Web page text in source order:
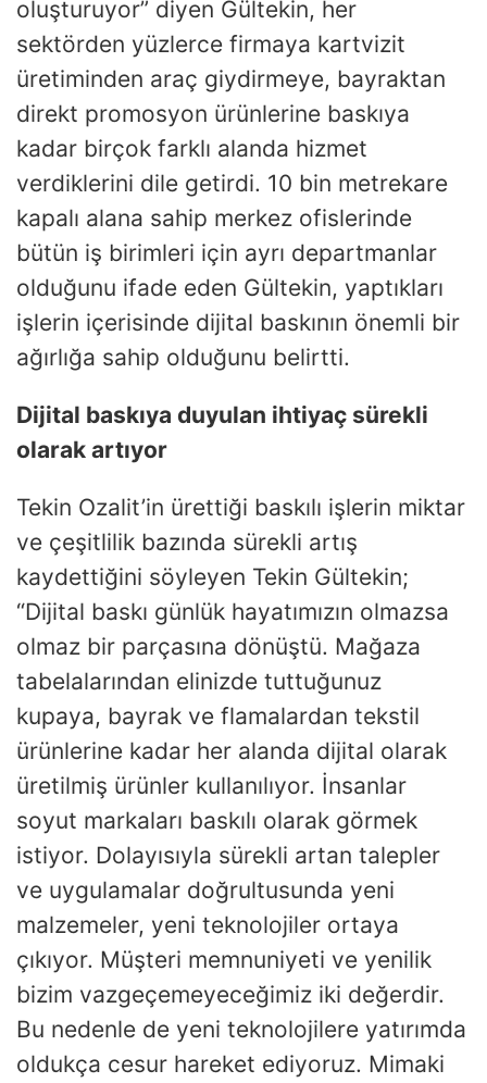
oluşturuyor” diyen Gültekin, her
sektörden yüzlerce firmaya kartvizit
üretiminden araç giydirmeye, bayraktan
direkt promosyon ürünlerine baskıya
kadar birçok farklı alanda hizmet
verdiklerini dile getirdi. 10 bin metrekare
kapalı alana sahip merkez ofislerinde
bütün iş birimleri için ayrı departmanlar
olduğunu ifade eden Gültekin, yaptıkları
işlerin içerisinde dijital baskının önemli bir
ağırlığa sahip olduğunu belirtti.
Dijital baskıya duyulan ihtiyaç sürekli
olarak artıyor
Tekin Ozalit’in ürettiği baskılı işlerin miktar
ve çeşitlilik bazında sürekli artış
kaydettiğini söyleyen Tekin Gültekin;
“Dijital baskı günlük hayatımızın olmazsa
olmaz bir parçasına dönüştü. Mağaza
tabelalarından elinizde tuttuğunuz
kupaya, bayrak ve flamalardan tekstil
ürünlerine kadar her alanda dijital olarak
üretilmiş ürünler kullanılıyor. İnsanlar
soyut markaları baskılı olarak görmek
istiyor. Dolayısıyla sürekli artan talepler
ve uygulamalar doğrultusunda yeni
malzemeler, yeni teknolojiler ortaya
çıkıyor. Müşteri memnuniyeti ve yenilik
bizim vazgeçemeyeceğimiz iki değerdir.
Bu nedenle de yeni teknolojilere yatırımda
oldukça cesur hareket ediyoruz. Mimaki